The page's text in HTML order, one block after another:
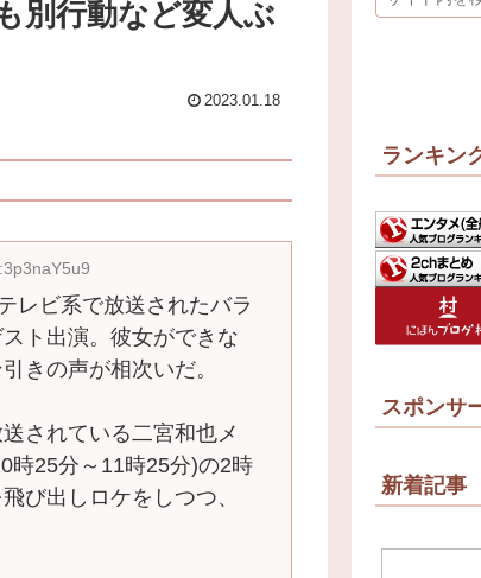
別行動など変人ぶ
2023.01.18
レビ系で放送されたバラ
ト出演。彼女ができな
きの声が相次いだ。
されている二宮和也メ
時25分～11時25分)の2時
び出しロケをしつつ、
ランキン
スポンサ
新着記事